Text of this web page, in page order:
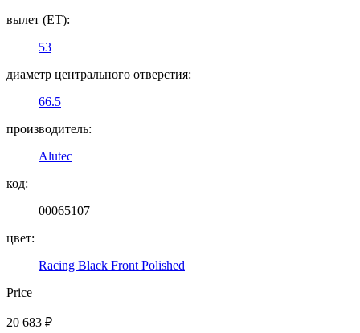
вылет (ET):
53
диаметр центрального отверстия:
66.5
производитель:
Alutec
код:
00065107
цвет:
Racing Black Front Polished
Price
20 683 ₽